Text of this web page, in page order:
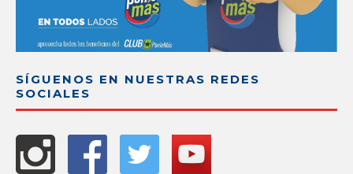
SÍGUENOS EN NUESTRAS REDES
SOCIALES